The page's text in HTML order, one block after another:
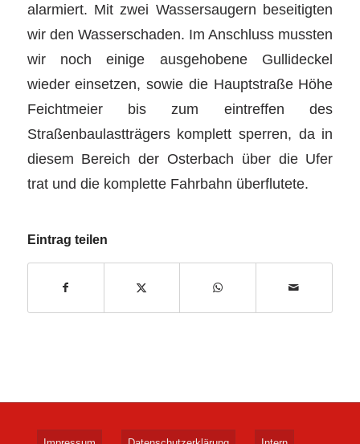
alarmiert. Mit zwei Wassersaugern beseitigten
wir den Wasserschaden. Im Anschluss mussten
wir noch einige ausgehobene Gullideckel
wieder einsetzen, sowie die Hauptstraße Höhe
Feichtmeier bis zum eintreffen des
Straßenbaulastträgers komplett sperren, da in
diesem Bereich der Osterbach über die Ufer
trat und die komplette Fahrbahn überflutete.
Eintrag teilen